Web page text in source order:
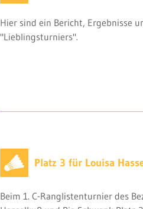
Hier sind ein Bericht, Ergebnisse
"Lieblingsturniers".
Platz 3 für Louisa
Beim 1. C-Ranglistenturnier des